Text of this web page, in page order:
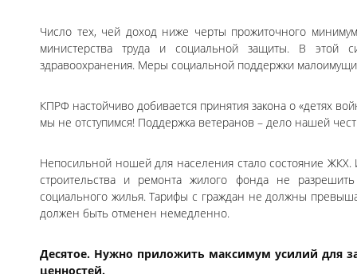
Число тех, чей доход ниже черты прожиточного
министерства труда и социальной защиты. В этой
здравоохранения. Меры социальной поддержки
КПРФ настойчиво добивается принятия закона о «детях
мы не отступимся! Поддержка ветеранов – дело нашей
Непосильной ношей для населения стало состояние
строительства и ремонта жилого фонда не
социального жилья. Тарифы с граждан не должны
должен быть отменен немедленно.
Десятое. Нужно приложить максимум усилий для
ценностей.